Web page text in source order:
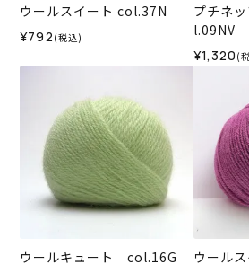
ウールスイート col.37N
¥792 (税込)
プチネ
l.09NV
¥1,320 (
ウールキュート col.16G ウール